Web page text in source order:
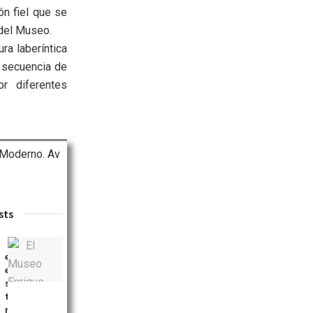
fiel que se
Museo.
laberíntica
de
diferentes
Av
S
e
e
s
t
r